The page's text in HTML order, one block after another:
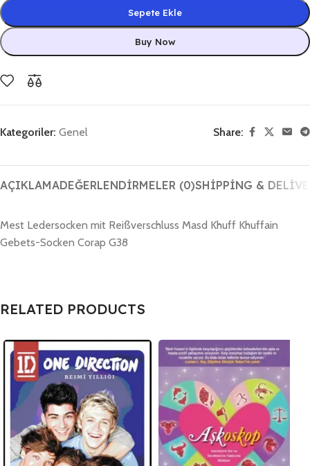
Sepete Ekle
Buy Now
Kategoriler: Genel Share:
AÇIKLAMADEĞERLENDIRMELER (0)SHIPPING &
Mest Ledersocken mit Reißverschluss Masd Khuff Khuffain
Gebets-Socken Corap G38
RELATED PRODUCTS